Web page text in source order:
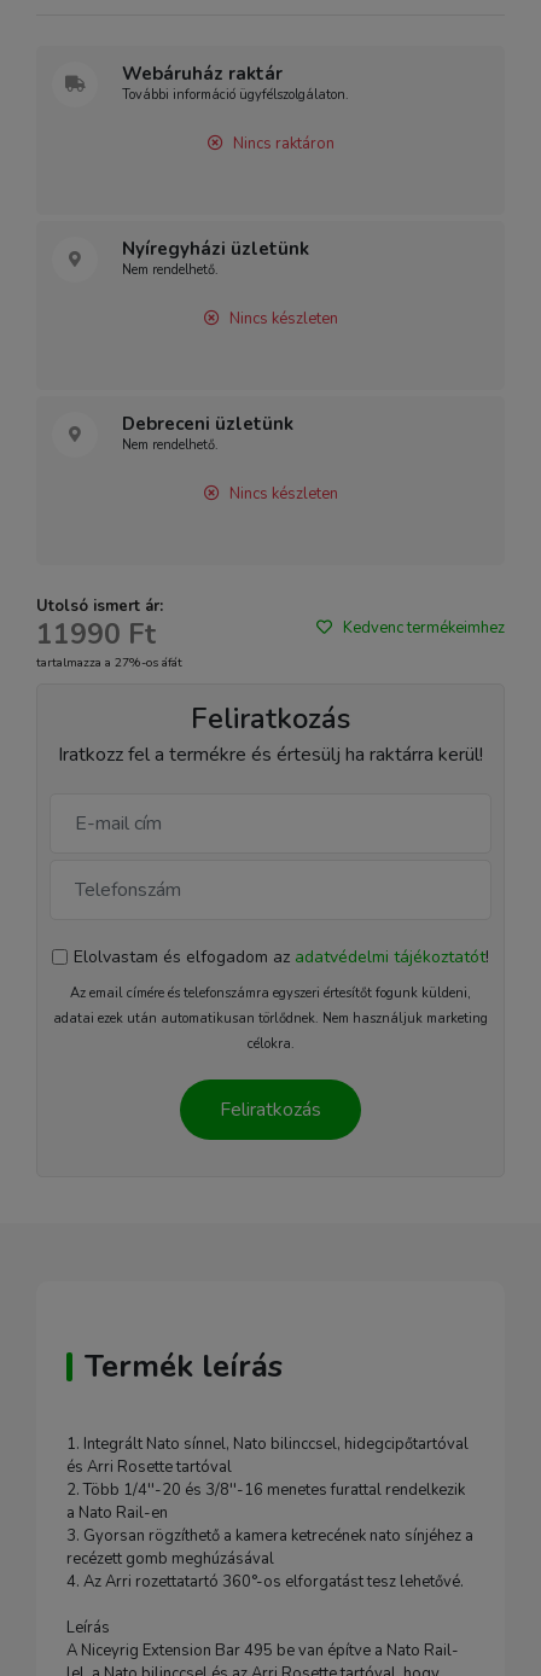
Webáruház raktár
További információ ügyfélszolgálaton.
Nincs raktáron
Nyíregyházi üzletünk
Nem rendelhető.
Nincs készleten
Debreceni üzletünk
Nem rendelhető.
Nincs készleten
Utolsó ismert ár:
11990 Ft
tartalmazza a 27%-os áfát
Kedvenc termékeimhez
Feliratkozás
Iratkozz fel a termékre és értesülj ha raktárra kerül!
Elolvastam és elfogadom az adatvédelmi tájékoztatót!
Az email címére és telefonszámra egyszeri értesítőt fogunk küldeni,
adatai ezek után automatikusan törlődnek. Nem használjuk marketing
célokra.
Feliratkozás
Termék leírás
1. Integrált Nato sínnel, Nato bilinccsel, hidegcipőtartóval
és Arri Rosette tartóval
2. Több 1/4''-20 és 3/8''-16 menetes furattal rendelkezik
a Nato Rail-en
3. Gyorsan rögzíthető a kamera ketrecének nato sínjéhez a
recézett gomb meghúzásával
4. Az Arri rozettatartó 360°-os elforgatást tesz lehetővé.
Leírás
A Niceyrig Extension Bar 495 be van építve a Nato Rail-